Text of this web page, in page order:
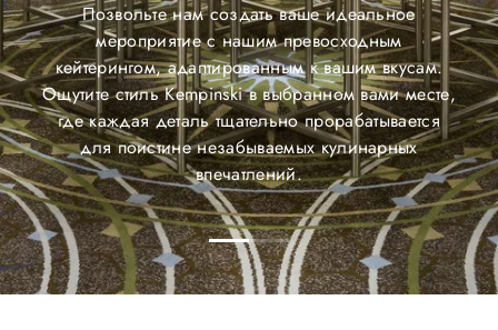
Позвольте нам создать ваше идеальное
мероприятие с нашим превосходным
кейтерингом, адаптированным к вашим вкусам.
Ощутите стиль Kempinski в выбранном вами месте,
где каждая деталь тщательно прорабатывается
для поистине незабываемых кулинарных
впечатлений.